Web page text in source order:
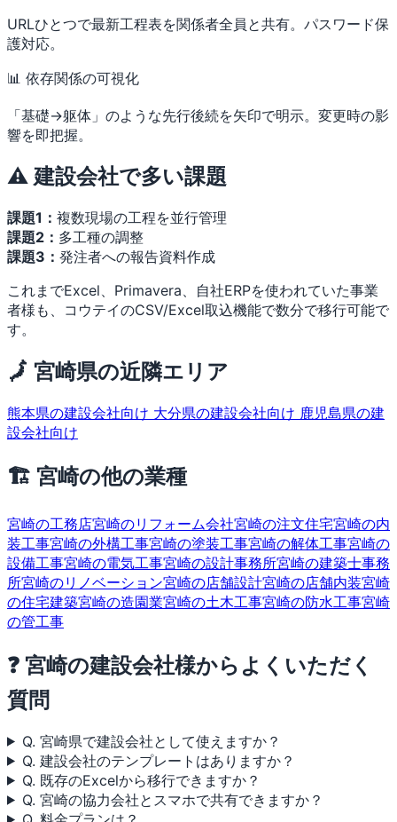
URLひとつで最新工程表を関係者全員と共有。パスワード保
護対応。
📊 依存関係の可視化
「基礎→躯体」のような先行後続を矢印で明示。変更時の影
響を即把握。
⚠️ 建設会社で多い課題
課題1： 複数現場の工程を並行管理
課題2： 多工種の調整
課題3： 発注者への報告資料作成
これまでExcel、Primavera、自社ERPを使われていた事業
者様も、コウテイのCSV/Excel取込機能で数分で移行可能で
す。
🗾 宮崎県の近隣エリア
熊本県の建設会社向け 大分県の建設会社向け 鹿児島県の建
設会社向け
🏗 宮崎の他の業種
宮崎の工務店宮崎のリフォーム会社宮崎の注文住宅宮崎の内
装工事宮崎の外構工事宮崎の塗装工事宮崎の解体工事宮崎の
設備工事宮崎の電気工事宮崎の設計事務所宮崎の建築士事務
所宮崎のリノベーション宮崎の店舗設計宮崎の店舗内装宮崎
の住宅建築宮崎の造園業宮崎の土木工事宮崎の防水工事宮崎
の管工事
❓ 宮崎の建設会社様からよくいただく
質問
Q. 宮崎県で建設会社として使えますか？
Q. 建設会社のテンプレートはありますか？
Q. 既存のExcelから移行できますか？
Q. 宮崎の協力会社とスマホで共有できますか？